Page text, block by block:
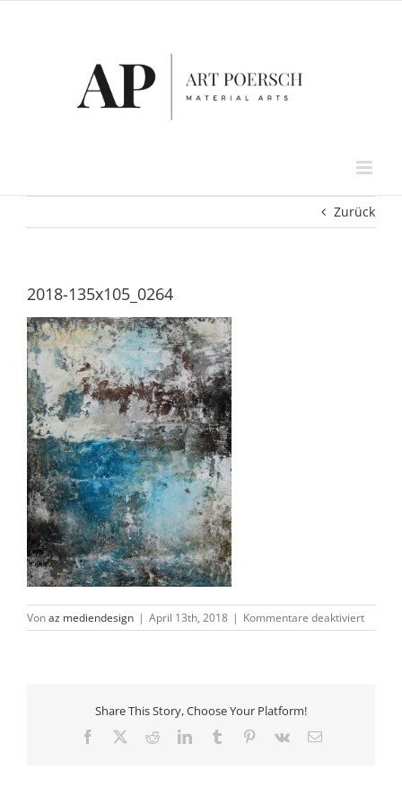
Zurück
2018-135x105_0264
Vonaz mediendesign | April 13th, 2018 | Kommentare deaktiviertfür
2018-
Share This Story, Choose Your Platform!
Facebook RedditLinkedInTumblr Pinterest
Vk
E-